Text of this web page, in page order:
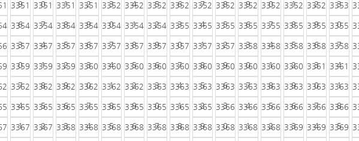
9 0 1 2 3 4 5 6 7 8 9 0 1 2 3
3351
6
3351
7
3351
8
3351
9
3352
0
3352
1
3352
2
3352
3
3352
4
3352
5
3352
6
3352
7
3352
8
3352
9
3353
0
3354
3
3354
4
3354
5
3354
6
3354
7
3354
8
3354
9
3355
0
3355
1
3355
2
3355
3
3355
4
3355
5
3355
6
3355
7
3357
0
3357
1
3357
2
3357
3
3357
4
3357
5
3357
6
3357
7
3357
8
3357
9
3358
0
3358
1
3358
2
3358
3
3358
4
3359
7
3359
8
3359
9
3360
0
3360
1
3360
2
3360
3
3360
4
3360
5
3360
6
3360
7
3360
8
3360
9
3361
0
3361
1
3362
4
3362
5
3362
6
3362
7
3362
8
3362
9
3363
0
3363
1
3363
2
3363
3
3363
4
3363
5
3363
6
3363
7
3363
8
3365
1
3365
2
3365
3
3365
4
3365
5
3365
6
3365
7
3365
8
3365
9
3366
0
3366
1
3366
2
3366
3
3366
4
3366
5
3367 3367 3368 3368 3368 3368 3368 3368 3368 3368 3368 3368 3369 3369 3369